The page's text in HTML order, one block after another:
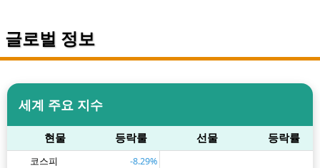
글로벌 정보
세계 주요 지수
현물 등락룰 선물 등락률
코스피
-8.29%